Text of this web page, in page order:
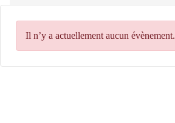
Il n’y a actuellement aucun évènement.